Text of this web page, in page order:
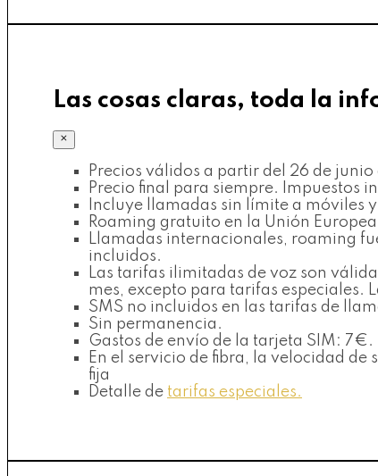
Las cosas claras, toda la
×
Precios válidos a partir del 26 de
Precio final para siempre. Impuestos
Incluye llamadas sin límite a móviles
Roaming gratuito en la Unión
Llamadas internacionales, roaming
incluidos.
Las tarifas ilimitadas de voz son
mes, excepto para tarifas
SMS no incluidos en las tarifas de
Sin permanencia.
Gastos de envío de la tarjeta SIM: 7€.
En el servicio de fibra, la velocidad
fija
Detalle de tarifas especiales.